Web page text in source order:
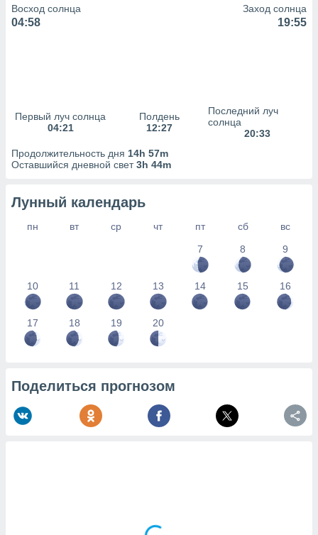
Восход солнца
04:58
Заход солнца
19:55
Первый луч солнца
04:21
Полдень
12:27
Последний луч
солнца
20:33
Продолжительность дня 14h 57m
Оставшийся дневной свет3h 44m
Лунный календарь
пн вт ср чт пт сб
вс
7
8 9
10 11 12 13 14 15 16
17 18 19 20
Поделиться прогнозом